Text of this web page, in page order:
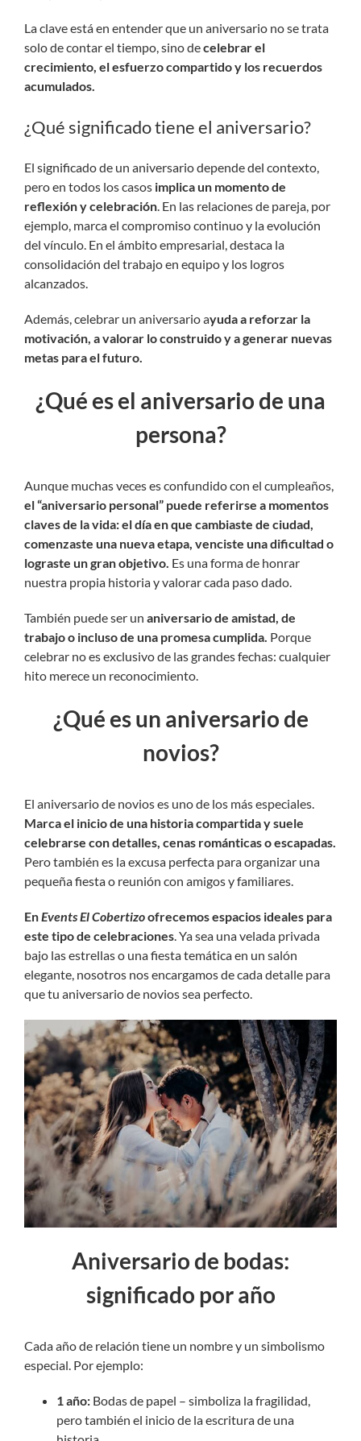
La clave está en entender que un aniversario no se trata
solo de contar el tiempo, sino decelebrar el
crecimiento, el esfuerzo compartido y los recuerdos
acumulados.
¿Qué significado tiene el aniversario?
El significado de un aniversario depende del contexto,
pero en todos los casos implica un momento de
reflexión y celebración. En las relaciones de pareja, por
ejemplo, marca el compromiso continuo y la evolución
del vínculo. En el ámbito empresarial, destaca la
consolidación del trabajo en equipo y los logros
alcanzados.
Además, celebrar un aniversario ayuda a reforzar la
motivación, a valorar lo construido y a generar nuevas
metas para el futuro.
¿Qué es el aniversario de una
persona?
Aunque muchas veces es confundido con el cumpleaños,
el “aniversario personal” puede referirse a momentos
claves de la vida: el día en que cambiaste de ciudad,
comenzaste una nueva etapa, venciste una dificultad o
lograste un gran objetivo. Es una forma de honrar
nuestra propia historia y valorar cada paso dado.
También puede ser un aniversario de amistad, de
trabajo o incluso de una promesa cumplida. Porque
celebrar no es exclusivo de las grandes fechas: cualquier
hito merece un reconocimiento.
¿Qué es un aniversario de
novios?
El aniversario de novios es uno de los más especiales.
Marca el inicio de una historia compartida y suele
celebrarse con detalles, cenas románticas o escapadas.
Pero también es la excusa perfecta para organizar una
pequeña fiesta o reunión con amigos y familiares.
EnEvents El Cobertizoofrecemos espacios ideales para
este tipo de celebraciones. Ya sea una velada privada
bajo las estrellas o una fiesta temática en un salón
elegante, nosotros nos encargamos de cada detalle para
que tu aniversario de novios sea perfecto.
Aniversario de bodas:
significado por año
Cada año de relación tiene un nombre y un simbolismo
especial. Por ejemplo:
1 año:Bodas de papel – simboliza la fragilidad,
pero también el inicio de la escritura de una